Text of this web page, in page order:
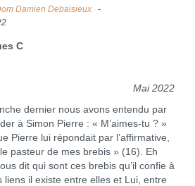
Damien Debaisieux
C
Mai 2022
dernier nous avons entendu par
à Simon Pierre : « M’aimes-tu ? »
Pierre lui répondait par l’affirmative,
pasteur de mes brebis » (16). Eh
dit qui sont ces brebis qu’il confie à
liens il existe entre elles et Lui, entre